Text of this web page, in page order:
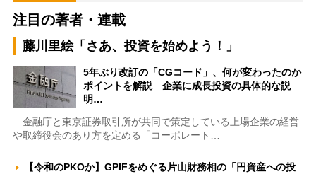
注目の著者・連載
藤川里絵「さあ、投資を始めよう！」
5年ぶり改訂の「CGコード」、何が変わったのか
ポイントを解説 企業に成長投資の具体的な説
明…
金融庁と東京証券取引所が共同で策定している上場企業の経営
や取締役会のあり方を定める「コーポレート…
【令和のPKOか】GPIFをめぐる片山財務相の「円資産への投